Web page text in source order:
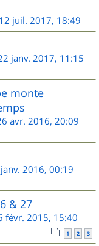
12 juil. 2017, 18:49
janv. 2017, 11:15
monte
avr. 2016, 20:09
2016, 00:19
& 27
févr. 2015, 15:40
1 2 3